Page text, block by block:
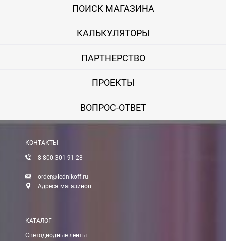
ПОИСК МАГАЗИНА
КАЛЬКУЛЯТОРЫ
ПАРТНЕРСТВО
ПРОЕКТЫ
ВОПРОС-ОТВЕТ
КОНТАКТЫ
8-800-301-91-28
order@lednikoff.ru
Адреса магазинов
КАТАЛОГ
Светодиодные ленты